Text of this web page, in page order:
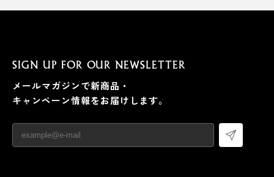
SIGN UP FOR OUR NEWSLETTER
メールマガジンで新商品・
キャンペーン情報をお届けします。